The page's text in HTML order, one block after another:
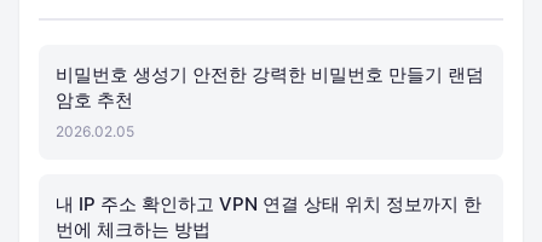
비밀번호 생성기 안전한 강력한 비밀번호 만들기 랜덤
암호 추천
2026.02.05
내 IP 주소 확인하고 VPN 연결 상태 위치 정보까지 한
번에 체크하는 방법